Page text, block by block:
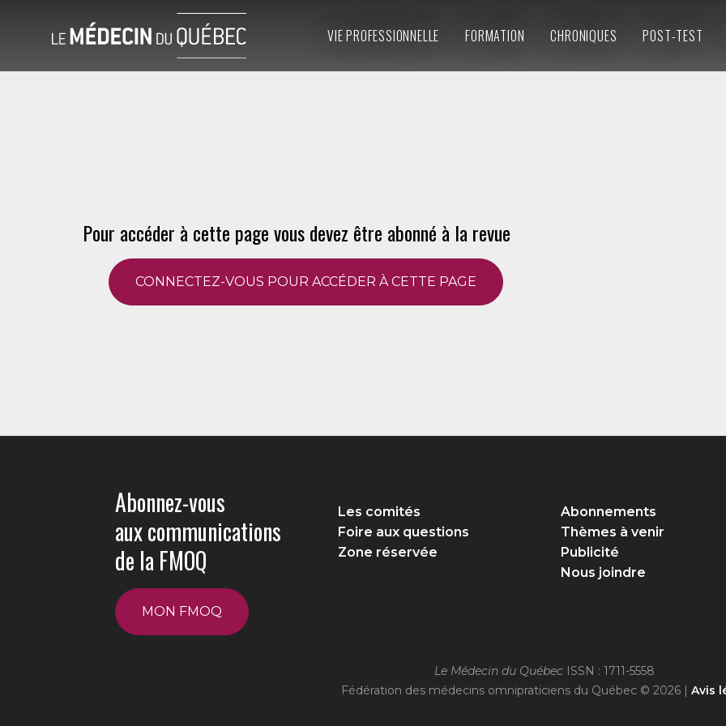
VIE PROFESSIONNELLE FORMATION CHRONIQUES POST-TEST
Pour accéder à cette page vous devez être abonné à la revue
CONNECTEZ-VOUS POUR ACCÉDER À CETTE PAGE
Abonnez-vous
aux communications
de la FMOQ
MON FMOQ
Les comités
Foire aux questions
Zone réservée
Abonnements
Thèmes à venir
Publicité
Nous joindre
Le Médecin du Québec ISSN : 1711-5558
Fédération des médecins omnipraticiens du Québec © 2026 | Avis